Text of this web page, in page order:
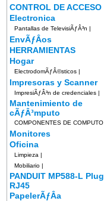
CONTROL DE ACCESO
Electronica
Pantallas de TelevisiÃƒÂ³n |
EnvÃƒÂ­os
HERRAMIENTAS
Hogar
ElectrodomÃƒÂ©sticos |
Impresoras y Scanner
ImpresiÃƒÂ³n de credenciales |
Mantenimiento de
cÃƒÂ³mputo
COMPONENTES DE COMPUTO
Monitores
Oficina
Limpieza |
Mobiliario |
PANDUIT MP588-L Plug
RJ45
PapelerÃƒÂ­a